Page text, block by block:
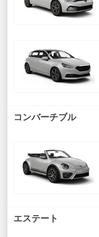
コンバーチブル
エステート